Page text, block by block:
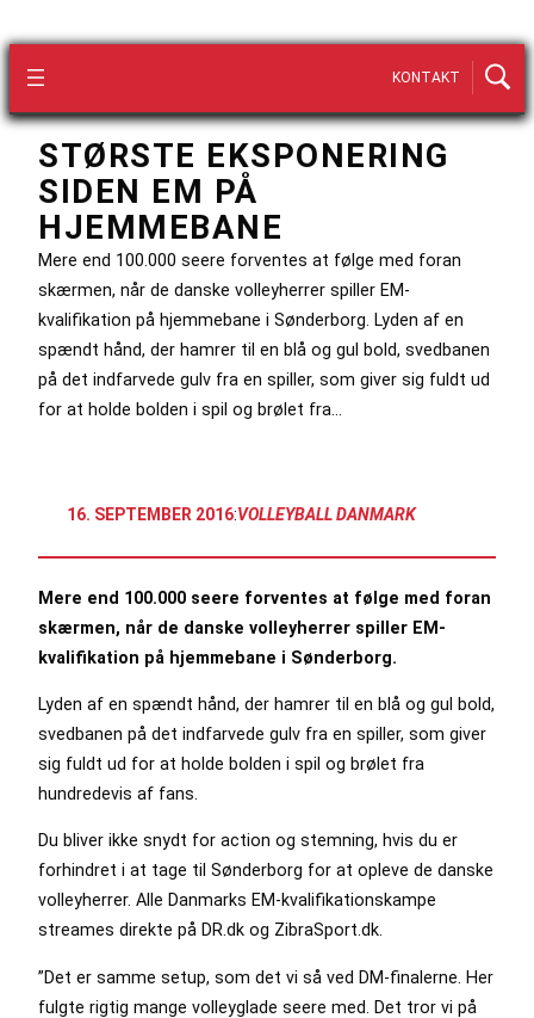
KONTAKT
STØRSTE EKSPONERING
SIDEN EM PÅ
HJEMMEBANE
Mere end 100.000 seere forventes at følge med foran
skærmen, når de danske volleyherrer spiller EM-
kvalifikation på hjemmebane i Sønderborg. Lyden af en
spændt hånd, der hamrer til en blå og gul bold, svedbanen
på det indfarvede gulv fra en spiller, som giver sig fuldt ud
for at holde bolden i spil og brølet fra…
16. SEPTEMBER 2016:VOLLEYBALL DANMARK
Mere end 100.000 seere forventes at følge med foran
skærmen, når de danske volleyherrer spiller EM-
kvalifikation på hjemmebane i Sønderborg.
Lyden af en spændt hånd, der hamrer til en blå og gul bold,
svedbanen på det indfarvede gulv fra en spiller, som giver
sig fuldt ud for at holde bolden i spil og brølet fra
hundredevis af fans.
Du bliver ikke snydt for action og stemning, hvis du er
forhindret i at tage til Sønderborg for at opleve de danske
volleyherrer. Alle Danmarks EM-kvalifikationskampe
streames direkte på DR.dk og ZibraSport.dk.
”Det er samme setup, som det vi så ved DM-finalerne. Her
fulgte rigtig mange volleyglade seere med. Det tror vi på